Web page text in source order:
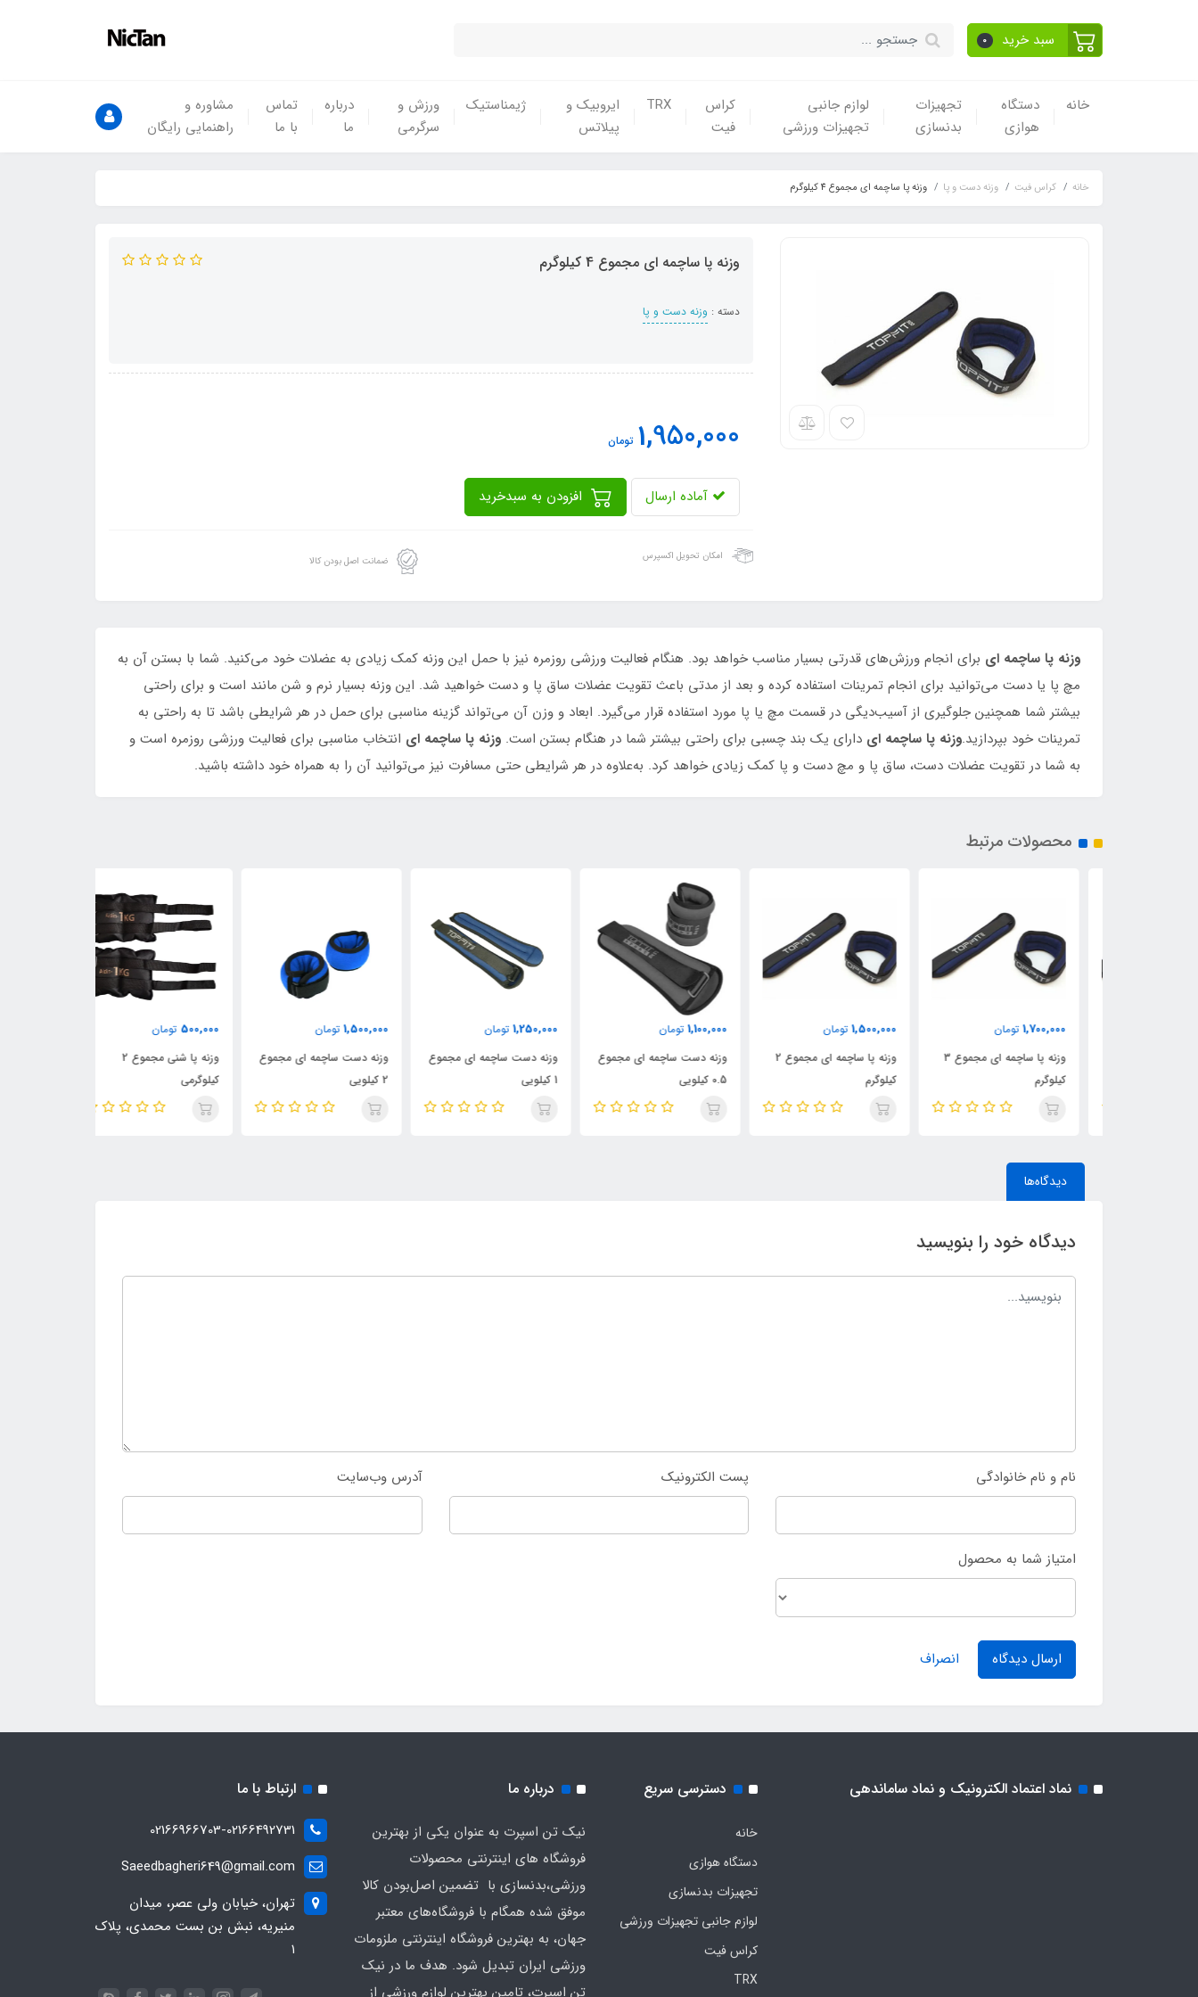
سبد خرید 0
خانه
دستگاه
هوازی
تجهیزات
بدنسازی
لوازم جانبی
تجهیزات ورزشی
کراس
فیت
TRX
ایروبیک و
پیلاتس
ژیمناستیک
ورزش و
سرگرمی
درباره
ما
تماس
با ما
مشاوره و
راهنمایی رایگان
خانه کراس فیت وزنه دست و پا وزنه پا ساچمه ای مجموع 4 کیلوگرم
وزنه پا ساچمه ای مجموع 4 کیلوگرم
دسته : وزنه دست و پا
1,950,000 تومان
آماده ارسال
امکان تحویل اکسپرس ضمانت اصل بودن کالا
وزنه پا ساچمه ای براي انجام ورزش‌هاي قدرتي بسيار مناسب خواهد بود. هنگام فعاليت ورزشي روزمره نيز با حمل اين وزنه كمك زيادي به عضلات خود مي‌كنيد. شما با بستن آن به
مچ پا يا دست مي‌توانيد براي انجام تمرينات استفاده كرده و بعد از مدتي باعث تقويت عضلات ساق پا و دست خواهيد شد. اين وزنه بسيار نرم و شن مانند است و براي راحتي
بيشتر شما همچنين جلوگيري از آسيب‌ديگي در قسمت مچ يا پا مورد استفاده قرار مي‌گيرد. ابعاد و وزن آن مي‌تواند گزينه مناسبي براي حمل در هر شرايطي باشد تا به راحتي به
تمرينات خود بپردازيد.وزنه پا ساچمه ای داراي يك بند چسبي براي راحتي بيشتر شما در هنگام بستن است. وزنه پا ساچمه ای انتخاب مناسبي براي فعاليت ورزشي روزمره است و
به شما در تقويت عضلات دست، ساق پا و مچ دست و پا كمك زيادي خواهد كرد. به‌علاوه در هر شرايطي حتي مسافرت نيز مي‌توانيد آن را به همراه خود داشته باشيد.
محصولات مرتبط
1,700,000 تومان
وزنه پا ساچمه ای مجموع 3
کیلوگرم
1,500,000 تومان
وزنه پا ساچمه ای مجموع 2
کیلوگرم
1,100,000 تومان
وزنه دست ساچمه ای مجموع
1,250,000 تومان
وزنه دست ساچمه ای مجموع
1,500,000 تومان
وزنه دست ساچمه ای مجموع
500,000 تومان
وزنه پا شنی مجموع 2
کیلوگرمی
دیدگاه‌ها
دیدگاه خود را بنویسید
نام و نام خانوادگی پست الکترونیک آدرس وب‌سایت
امتیاز شما به محصول
ارسال دیدگاه انصراف
نماد اعتماد الکترونیک و نماد ساماندهی دسترسی سریع
خانه
دستگاه هوازی
تجهیزات بدنسازی
لوازم جانبی تجهیزات ورزشی
کراس فیت
TRX
درباره ما
نیک تن اسپرت به عنوان یکی از بهترین
فروشگاه های اینترنتی محصولات
ورزشی،بدنسازی با تضمین اصل‌بودن کالا
موفق شده همگام با فروشگاه‌های معتبر
جهان، به بهترین فروشگاه اینترنتی ملزومات
ورزشی ایران تبدیل شود. هدف ما در نیک
تن اسپرت، تامین بهترین لوازم ورزشی از
ارتباط با ما
02166966703-02166492731
Saeedbagheri649@gmail.com
تهران، خیابان ولی عصر، میدان
منیریه، نبش بن بست محمدی، پلاک
۱